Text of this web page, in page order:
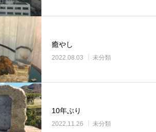
癒やし
2022.08.03 未分類
10年ぶり
2022.11.26 未分類